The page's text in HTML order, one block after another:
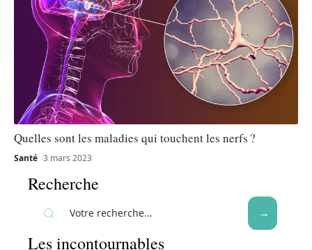
Quelles sont les maladies qui touchent les nerfs ?
Santé 3 mars 2023
Recherche
Les incontournables